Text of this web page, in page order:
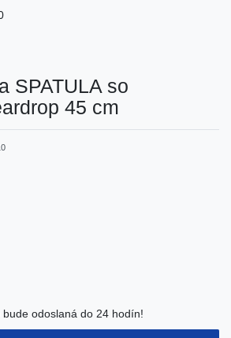
SPATULA so
45 cm
bude odoslaná do 24 hodín!